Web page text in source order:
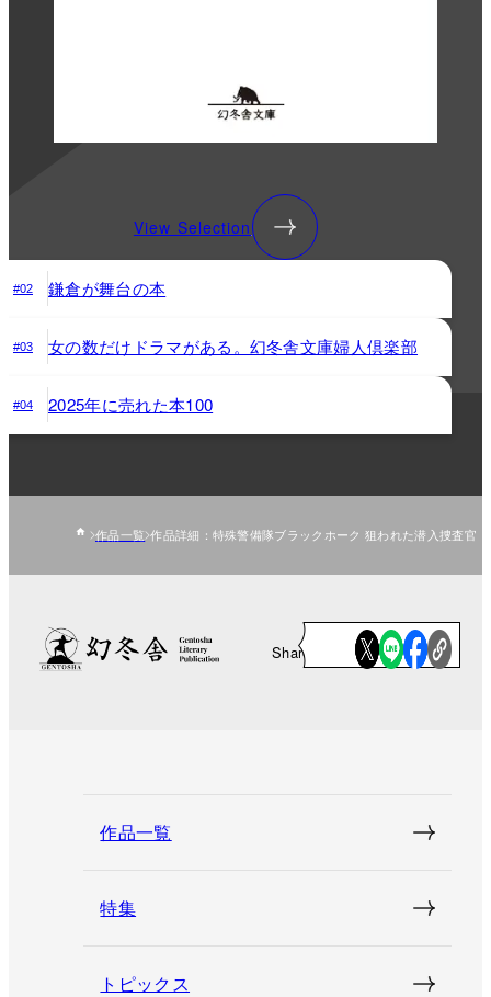
View Selection
#02 鎌倉が舞台の本
#03 女の数だけドラマがある。幻冬舎文庫婦人倶楽部
#04 2025年に売れた本100
作品一覧 作品詳細：特殊警備隊ブラックホーク 狙われた潜入捜査官
Share
作品一覧
特集
トピックス